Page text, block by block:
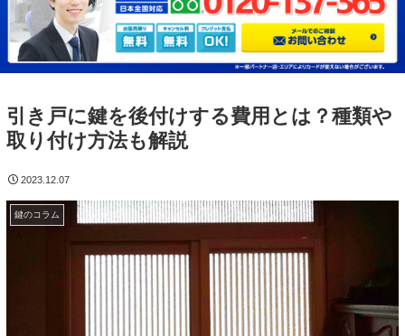
引き戸に鍵を後付けする費用とは？種類や
取り付け方法も解説
2023.12.07
鍵のコラム